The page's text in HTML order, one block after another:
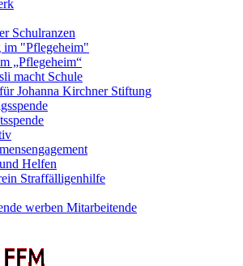
Schulranzen
im "Pflegeheim"
„Pflegeheim“
macht Schule
Johanna Kirchner Stiftung
Helfen
Straffälligenhilfe
werben Mitarbeitende